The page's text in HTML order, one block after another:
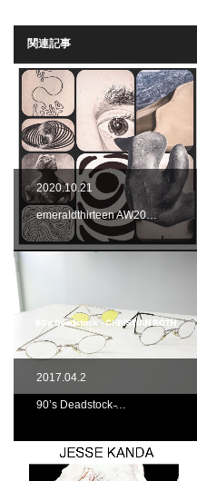
関連記事
2020.10.21
emeraldthirteen AW20…
2017.04.2
90’s Deadstock ̵…